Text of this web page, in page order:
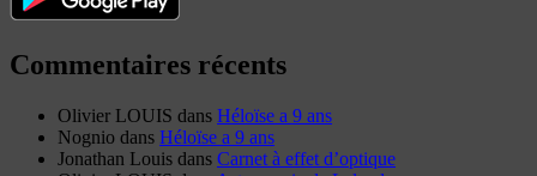
Commentaires récents
Olivier LOUIS dans Héloïse a 9 ans
Nognio dans Héloïse a 9 ans
Jonathan Louis dans Carnet à effet d’optique